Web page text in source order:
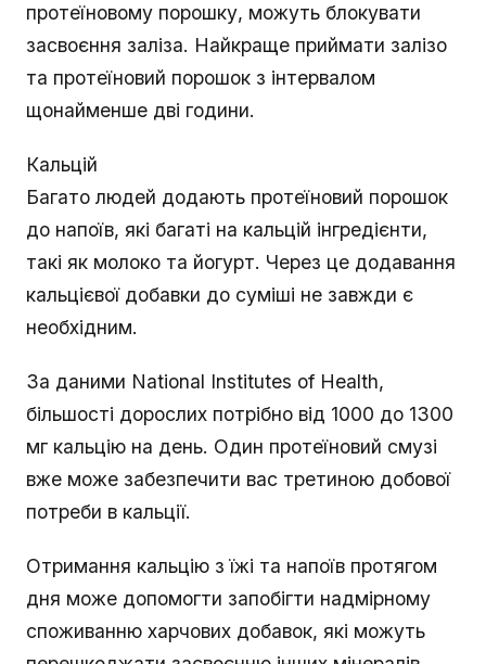
протеїновому порошку, можуть блокувати
засвоєння заліза. Найкраще приймати залізо
та протеїновий порошок з інтервалом
щонайменше дві години.
Кальцій
Багато людей додають протеїновий порошок
до напоїв, які багаті на кальцій інгредієнти,
такі як молоко та йогурт. Через це додавання
кальцієвої добавки до суміші не завжди є
необхідним.
За даними National Institutes of Health,
більшості дорослих потрібно від 1000 до 1300
мг кальцію на день. Один протеїновий смузі
вже може забезпечити вас третиною добової
потреби в кальції.
Отримання кальцію з їжі та напоїв протягом
дня може допомогти запобігти надмірному
споживанню харчових добавок, які можуть